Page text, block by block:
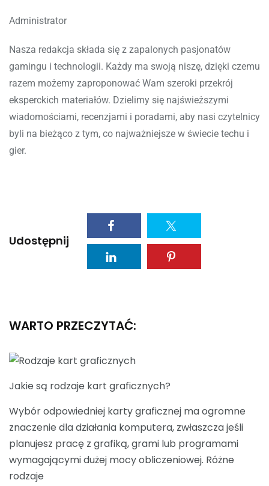
Administrator
Nasza redakcja składa się z zapalonych pasjonatów
gamingu i technologii. Każdy ma swoją niszę, dzięki czemu
razem możemy zaproponować Wam szeroki przekrój
eksperckich materiałów. Dzielimy się najświeższymi
wiadomościami, recenzjami i poradami, aby nasi czytelnicy
byli na bieżąco z tym, co najważniejsze w świecie techu i
gier.
Udostępnij
WARTO PRZECZYTAĆ:
Jakie są rodzaje kart graficznych?
Wybór odpowiedniej karty graficznej ma ogromne
znaczenie dla działania komputera, zwłaszcza jeśli
planujesz pracę z grafiką, grami lub programami
wymagającymi dużej mocy obliczeniowej. Różne
rodzaje